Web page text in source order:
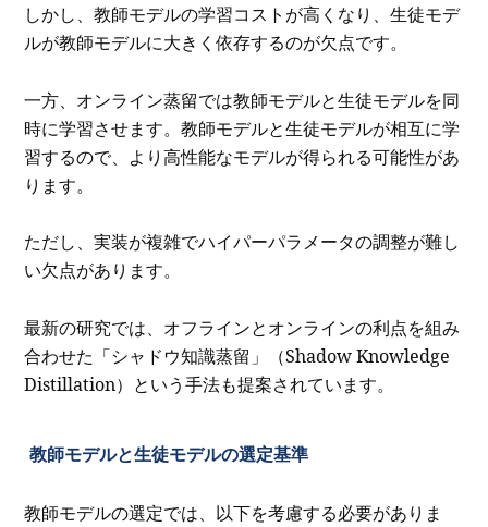
しかし、教師モデルの学習コストが高くなり、生徒モデ
ルが教師モデルに大きく依存するのが欠点です。
一方、オンライン蒸留では教師モデルと生徒モデルを同
時に学習させます。教師モデルと生徒モデルが相互に学
習するので、より高性能なモデルが得られる可能性があ
ります。
ただし、実装が複雑でハイパーパラメータの調整が難し
い欠点があります。
最新の研究では、オフラインとオンラインの利点を組み
合わせた「シャドウ知識蒸留」（Shadow Knowledge
Distillation）という手法も提案されています。
教師モデルと生徒モデルの選定基準
教師モデルの選定では、以下を考慮する必要がありま